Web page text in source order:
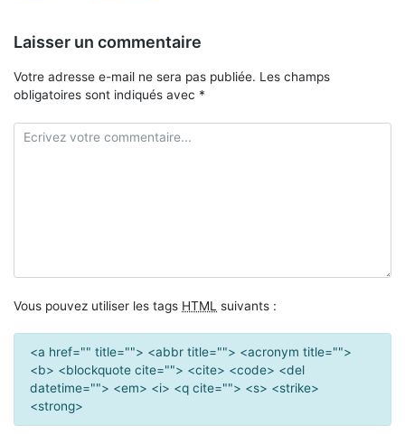
Laisser un commentaire
Votre adresse e-mail ne sera pas publiée. Les champs
obligatoires sont indiqués avec *
Vous pouvez utiliser les tags HTML suivants :
<a href="" title=""> <abbr title=""> <acronym title="">
<b> <blockquote cite=""> <cite> <code> <del
datetime=""> <em> <i> <q cite=""> <s> <strike>
<strong>